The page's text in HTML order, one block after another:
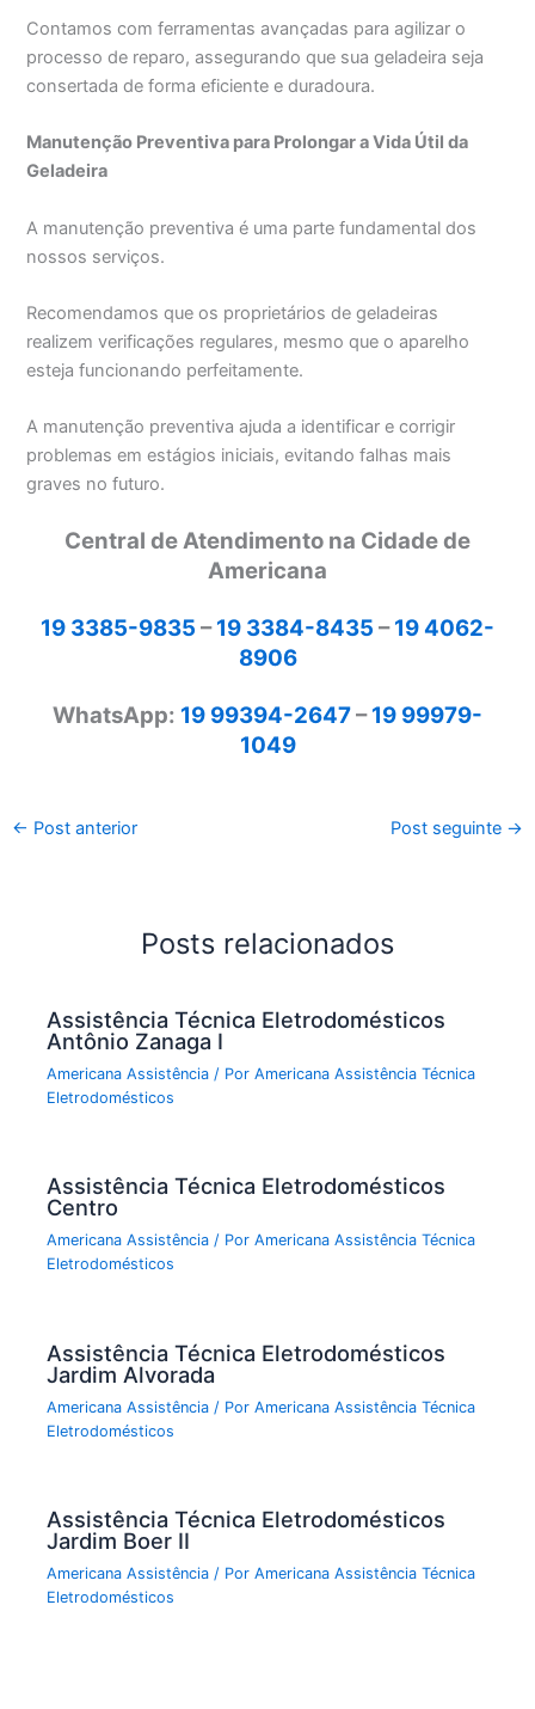
Contamos com ferramentas avançadas para agilizar o
processo de reparo, assegurando que sua geladeira seja
consertada de forma eficiente e duradoura.
Manutenção Preventiva para Prolongar a Vida Útil da
Geladeira
A manutenção preventiva é uma parte fundamental dos
nossos serviços.
Recomendamos que os proprietários de geladeiras
realizem verificações regulares, mesmo que o aparelho
esteja funcionando perfeitamente.
A manutenção preventiva ajuda a identificar e corrigir
problemas em estágios iniciais, evitando falhas mais
graves no futuro.
Central de Atendimento na Cidade de
Americana
19 3385-9835 –19 3384-8435 –19 4062-
8906
WhatsApp: 19 99394-2647–19 99979-
1049
← Post anterior Post seguinte →
Posts relacionados
Assistência Técnica Eletrodomésticos
Antônio Zanaga I
Americana Assistência / PorAmericana Assistência Técnica
Eletrodomésticos
Assistência Técnica Eletrodomésticos
Centro
Americana Assistência / PorAmericana Assistência Técnica
Eletrodomésticos
Assistência Técnica Eletrodomésticos
Jardim Alvorada
Americana Assistência / PorAmericana Assistência Técnica
Eletrodomésticos
Assistência Técnica Eletrodomésticos
Jardim Boer II
Americana Assistência / PorAmericana Assistência Técnica
Eletrodomésticos